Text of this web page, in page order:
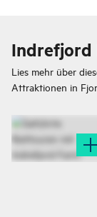
Indrefjord
Lies mehr über
Attraktionen in